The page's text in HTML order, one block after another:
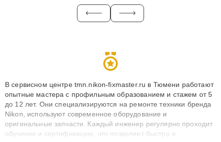
В сервисном центре tmn.nikon-fixmaster.ru в Тюмени работают
опытные мастера с профильным образованием и стажем от 5
до 12 лет. Они специализируются на ремонте техники бренда
Nikon, используют современное оборудование и
оригинальные запчасти. Каждый инженер регулярно проходит
обучение и сертификацию, что позволяет быстро и